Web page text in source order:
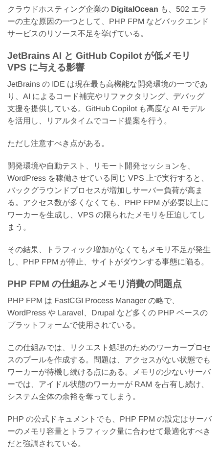
クラウドホスティング企業の DigitalOcean も、502 エラ
ーの主な原因の一つとして、PHP FPM などバックエンド
サービスのリソース不足を挙げている。
JetBrains AI と GitHub Copilot が低メモリ
VPS に与える影響
JetBrains の IDE は現在最も高機能な開発環境の一つであ
り、AI によるコード補完やリファクタリング、デバッグ
支援を提供している。GitHub Copilot も高度な AI モデル
を活用し、リアルタイムでコード提案を行う。
ただし注意すべき点がある。
開発環境や自動テスト、リモート開発セッションを、
WordPress を稼働させている同じ VPS 上で実行すると、
バックグラウンドプロセスが増加しサーバー負荷が高ま
る。アクセス数が多くなくても、PHP FPM が必要以上に
ワーカーを生成し、VPS の限られたメモリを圧迫してし
まう。
その結果、トラフィック増加がなくてもメモリ不足が発生
し、PHP FPM が停止、サイトがダウンする事態に陥る。
PHP FPM の仕組みとメモリ消費の問題点
PHP FPM は FastCGI Process Manager の略で、
WordPress や Laravel、Drupal など多くの PHP ベースの
プラットフォームで使用されている。
この仕組みでは、リクエスト処理のためのワーカープロセ
スのプールを作成する。問題は、アクセスがない状態でも
ワーカーが待機し続ける点にある。メモリの少ないサーバ
ーでは、アイドル状態のワーカーが RAM を占有し続け、
システム全体の余裕を奪ってしまう。
PHP の公式ドキュメントでも、PHP FPM の設定はサーバ
ーのメモリ容量とトラフィック量に合わせて最適化すべき
だと強調されている。